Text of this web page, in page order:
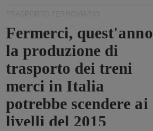
Fermerci, quest'anno
la produzione di
trasporto dei treni
merci in Italia
potrebbe scendere ai
livelli del 2015